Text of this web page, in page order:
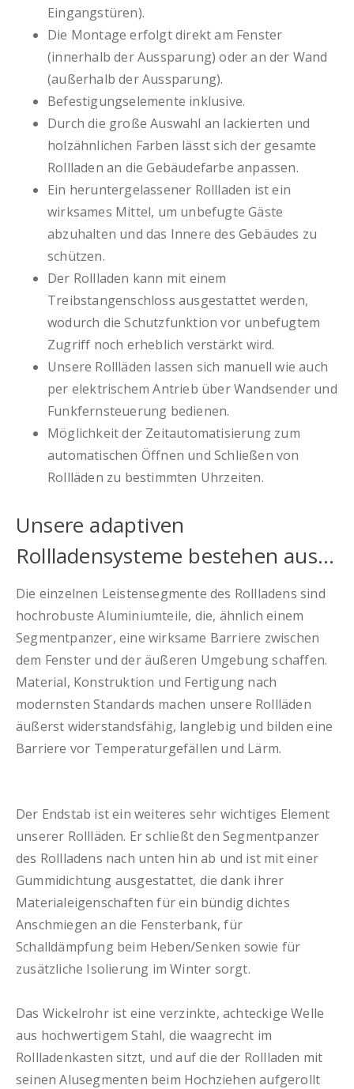
Eingangstüren).
Die Montage erfolgt direkt am Fenster
(innerhalb der Aussparung) oder an der Wand
(außerhalb der Aussparung).
Befestigungselemente inklusive.
Durch die große Auswahl an lackierten und
holzähnlichen Farben lässt sich der gesamte
Rollladen an die Gebäudefarbe anpassen.
Ein heruntergelassener Rollladen ist ein
wirksames Mittel, um unbefugte Gäste
abzuhalten und das Innere des Gebäudes zu
schützen.
Der Rollladen kann mit einem
Treibstangenschloss ausgestattet werden,
wodurch die Schutzfunktion vor unbefugtem
Zugriff noch erheblich verstärkt wird.
Unsere Rollläden lassen sich manuell wie auch
per elektrischem Antrieb über Wandsender und
Funkfernsteuerung bedienen.
Möglichkeit der Zeitautomatisierung zum
automatischen Öffnen und Schließen von
Rollläden zu bestimmten Uhrzeiten.
Unsere adaptiven
Rollladensysteme bestehen aus…
Die einzelnen Leistensegmente des Rollladens sind
hochrobuste Aluminiumteile, die, ähnlich einem
Segmentpanzer, eine wirksame Barriere zwischen
dem Fenster und der äußeren Umgebung schaffen.
Material, Konstruktion und Fertigung nach
modernsten Standards machen unsere Rollläden
äußerst widerstandsfähig, langlebig und bilden eine
Barriere vor Temperaturgefällen und Lärm.
Der Endstab ist ein weiteres sehr wichtiges Element
unserer Rollläden. Er schließt den Segmentpanzer
des Rollladens nach unten hin ab und ist mit einer
Gummidichtung ausgestattet, die dank ihrer
Materialeigenschaften für ein bündig dichtes
Anschmiegen an die Fensterbank, für
Schalldämpfung beim Heben/Senken sowie für
zusätzliche Isolierung im Winter sorgt.
Das Wickelrohr ist eine verzinkte, achteckige Welle
aus hochwertigem Stahl, die waagrecht im
Rollladenkasten sitzt, und auf die der Rollladen mit
seinen Alusegmenten beim Hochziehen aufgerollt